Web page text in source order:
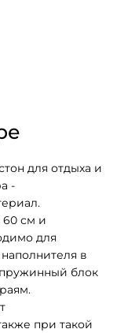
для отдыха и
-
60 см и
для
в
блок
при такой